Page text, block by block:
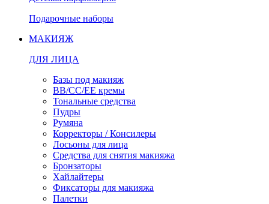
Подарочные наборы
МАКИЯЖ
ДЛЯ ЛИЦА
Базы под макияж
BB/CC/EE кремы
Тональные средства
Пудры
Румяна
Корректоры / Консилеры
Лосьоны для лица
Средства для снятия макияжа
Бронзаторы
Хайлайтеры
Фиксаторы для макияжа
Палетки